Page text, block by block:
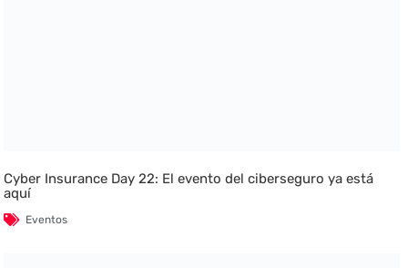
Cyber Insurance Day 22: El evento del ciberseguro ya está
aquí
Eventos